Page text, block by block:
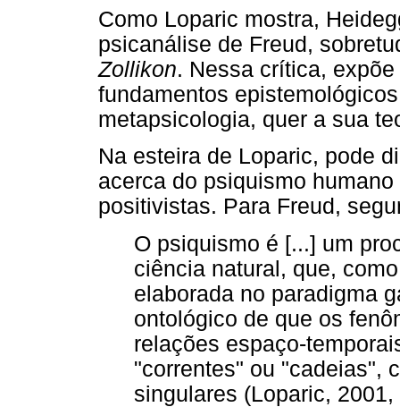
Como Loparic mostra,
psicanálise de Freud,
Zollikon. Nessa crítica,
fundamentos
metapsicologia, quer a sua
Na esteira de Loparic, pode
acerca do psiquismo
positivistas. Para Freud,
O psiquismo é [...] um
ciência natural, que,
elaborada no paradigma
ontológico de que os
relações espaço-
"correntes" ou "cadeias",
singulares (Loparic, 2001,